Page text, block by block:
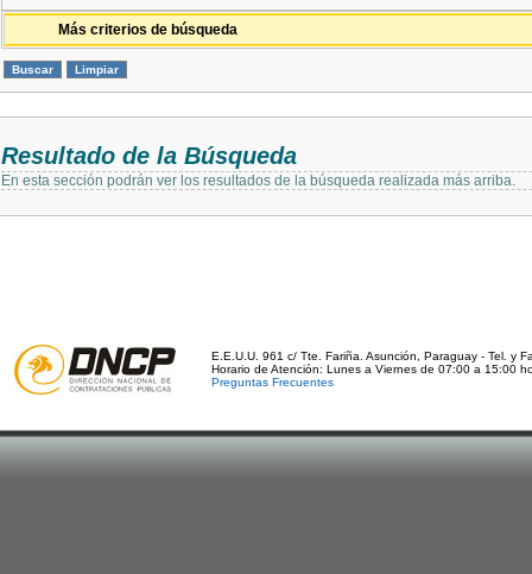
Más criterios de búsqueda
Resultado de la Búsqueda
En esta sección podrán ver los resultados de la búsqueda realizada más arriba.
E.E.U.U. 961 c/ Tte. Fariña. Asunción, Paraguay - Tel. y
Horario de Atención: Lunes a Viernes de 07:00 a 15:00
Preguntas Frecuentes